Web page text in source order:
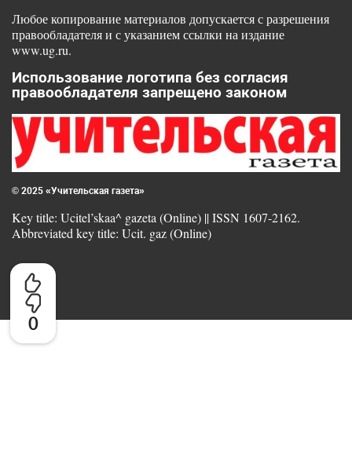
0
Любое копирование материалов допускается с разрешения
правообладателя и с указанием ссылки на издание
www.ug.ru.
Использование логотипа без согласия
правообладателя запрещено законом
© 2025 «Учительская газета»
Key title: Ucitel’skaa^ gazeta (Online) || ISSN 1607-2162.
Abbreviated key title: Ucit. gaz (Online)